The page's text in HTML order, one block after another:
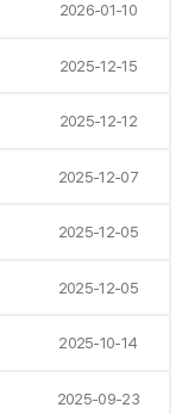
2026-01-10
2025-12-15
2025-12-12
2025-12-07
2025-12-05
2025-12-05
2025-10-14
2025-09-23